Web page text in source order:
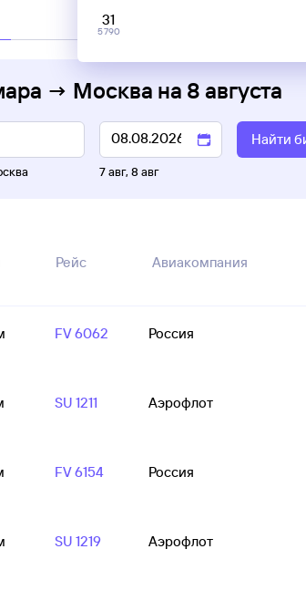
→ Москва на 8 августа
7 авг, 8 авг
Найти
Рейс Авиакомпания
FV 6062 Россия
SU 1211 Аэрофлот
FV 6154 Россия
SU 1219 Аэрофлот
31
5 ⁠790